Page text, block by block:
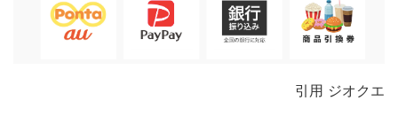
引用 ジオクエ